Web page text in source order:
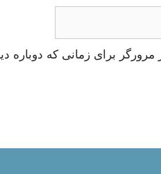
مرورگر برای زمانی که دوباره